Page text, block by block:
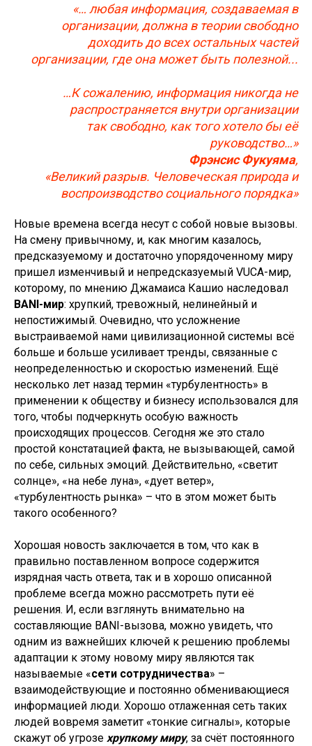
«… любая информация, создаваемая в
организации, должна в теории свободно
доходить до всех остальных частей
организации, где она может быть полезной...
…К сожалению, информация никогда не
распространяется внутри организации
так свободно, как того хотело бы её
руководство…»
Фрэнсис Фукуяма,
«Великий разрыв. Человеческая природа и
воспроизводство социального порядка»
Новые времена всегда несут с собой новые вызовы.
На смену привычному, и, как многим казалось,
предсказуемому и достаточно упорядоченному миру
пришел изменчивый и непредсказуемый VUCA-мир,
которому, по мнению Джамаиса Кашио наследовал
BANI-мир: хрупкий, тревожный, нелинейный и
непостижимый. Очевидно, что усложнение
выстраиваемой нами цивилизационной системы всё
больше и больше усиливает тренды, связанные с
неопределенностью и скоростью изменений. Ещё
несколько лет назад термин «турбулентность» в
применении к обществу и бизнесу использовался для
того, чтобы подчеркнуть особую важность
происходящих процессов. Сегодня же это стало
простой констатацией факта, не вызывающей, самой
по себе, сильных эмоций. Действительно, «светит
солнце», «на небе луна», «дует ветер»,
«турбулентность рынка» – что в этом может быть
такого особенного?
Хорошая новость заключается в том, что как в
правильно поставленном вопросе содержится
изрядная часть ответа, так и в хорошо описанной
проблеме всегда можно рассмотреть пути её
решения. И, если взглянуть внимательно на
составляющие BANI-вызова, можно увидеть, что
одним из важнейших ключей к решению проблемы
адаптации к этому новому миру являются так
называемые «сети сотрудничества» –
взаимодействующие и постоянно обменивающиеся
информацией люди. Хорошо отлаженная сеть таких
людей вовремя заметит «тонкие сигналы», которые
скажут об угрозе хрупкому миру, за счёт постоянного